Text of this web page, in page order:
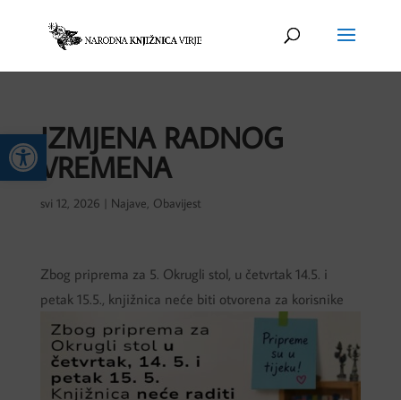
Open toolbar
IZMJENA RADNOG
VREMENA
svi 12, 2026 Najave, Obavijest
Zbog priprema za 5. Okrugli stol, u četvrtak 14.5. i
petak 15.5., knjižnica neće biti otvorena za korisnike